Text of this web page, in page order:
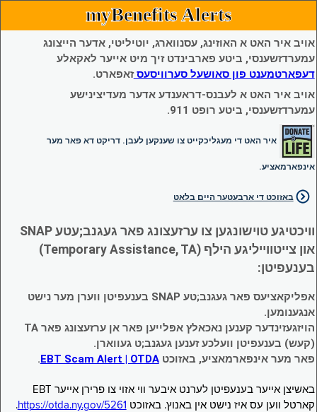
myBenefits Alerts
אויב איר האט א האוזינג, עסנווארג, יוטיליטי, אדער הייצונג
עמערדזשענסי, ביטע פארבינדט זיך מיט אייער לאקאלע
דעפארטמענט פון סאושעל סערוויסעסזאפארט.
אויב איר האט א לעבנס-דראענדע אדער מעדיצינישע
עמערדזשענסי, ביטע רופט 911.
איר האט די מעגליכקייט צו שענקען לעבן. דריקט דא פאר מער
אינפארמאציע.
באזוכט די ארבעטער היים בלאט
וויכטיגע טוישונגען צו ערזעצונג פאר געגנב;עטע SNAP
און צייטווייליגע הילף (Temporary Assistance, TA)
בענעפיטן:
אפליקאציעס פאר געגנב;טע SNAP בענעפיטן ווערן מער נישט
אנגענומען.
הויזגעזינדער קענען נאכאלץ אפּלייען פאר אן ערזעצונג פאר TA
(קעש) בענעפיטן וועלכע זענען געגנב;ט געווארן.
פאר מער אינפארמאציע, באזוכטEBT Scam Alert | OTDA
.
באשיצן אייער בענעפיטן לערנט איבער ווי אזוי צו פרירן אייער EBT
קארטל ווען עס איז נישט אין באנוץ. באזוכט https://otda.ny.gov/5261
.